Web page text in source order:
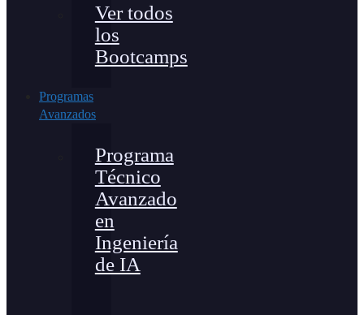
Ver todos
los
Bootcamps
Programas
Avanzados
Programa
Técnico
Avanzado
en
Ingeniería
de IA